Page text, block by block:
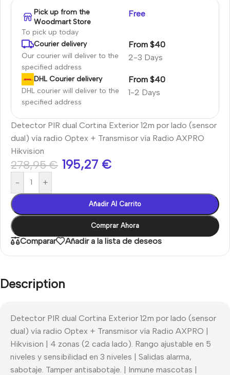
Pick up from the
Woodmart Store
To pick up today
Free
Courier delivery
Our courier will deliver to the
specified address
2-3 Days
From $40
DHL Courier delivery
DHL courier will deliver to the
specified address
1-2 Days
From $40
Detector PIR dual Cortina Exterior 12m por lado (sensor
dual) vía radio Optex + Transmisor vía Radio AXPRO
Hikvision
278,95€ 195,27 €
- +
Añadir Al Carrito
Comprar Ahora
Comparar Añadir a la lista de deseos
Description
Detector PIR dual Cortina Exterior 12m por lado (sensor
dual) vía radio Optex + Transmisor vía Radio AXPRO |
Hikvision | 4 zonas (2 cada lado). Rango ajustable en 5
niveles y sensibilidad en 3 niveles | Salidas alarma,
sabotaje. Tamper antisabotaje. | Inmune mascotas |